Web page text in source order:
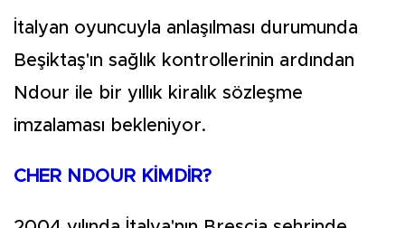
İtalyan oyuncuyla anlaşılması durumunda
Beşiktaş'ın sağlık kontrollerinin ardından
Ndour ile bir yıllık kiralık sözleşme
imzalaması bekleniyor.
CHER NDOUR KİMDİR?